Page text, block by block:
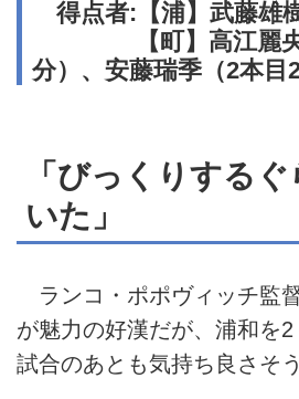
得点者:【浦】武藤雄
【町】高江麗央
分）、安藤瑞季（2本目
「びっくりする
いた」
ランコ・ポポヴィッチ監
が魅力の好漢だが、浦和を
試合のあとも気持ち良さそ